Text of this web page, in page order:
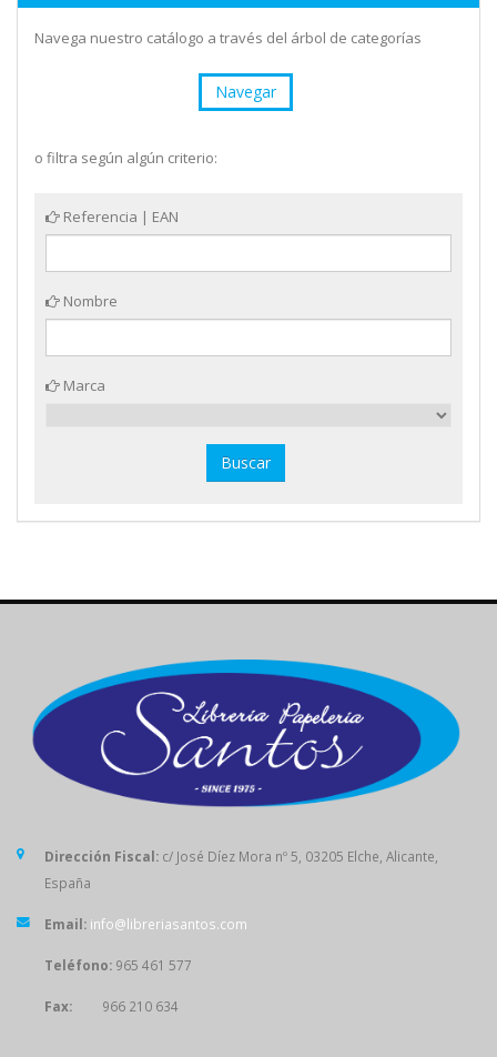
Navega nuestro catálogo a través del árbol de categorías
Navegar
o filtra según algún criterio:
Referencia | EAN
Nombre
Marca
Dirección Fiscal: c/ José Díez Mora nº 5, 03205 Elche, Alicante,
España
Email: info@libreriasantos.com
Teléfono: 965 461 577
Fax: 966 210 634